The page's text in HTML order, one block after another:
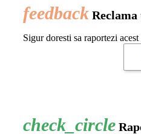
Sigur doresti sa raportezi